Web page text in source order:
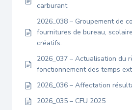
carburant
2026_038 – Groupement de
fournitures de bureau,
créatifs.
2026_037 – Actualisation du
fonctionnement des temps
2026_036 – Affectation
2026_035 – CFU 2025